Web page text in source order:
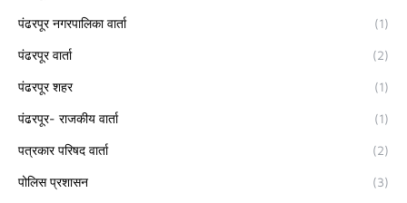
पंढरपूर नगरपालिका वार्ता (1)
पंढरपूर वार्ता (2)
पंढरपूर शहर (1)
पंढरपूर- राजकीय वार्ता (1)
पत्रकार परिषद वार्ता (2)
पोलिस प्रशासन (3)